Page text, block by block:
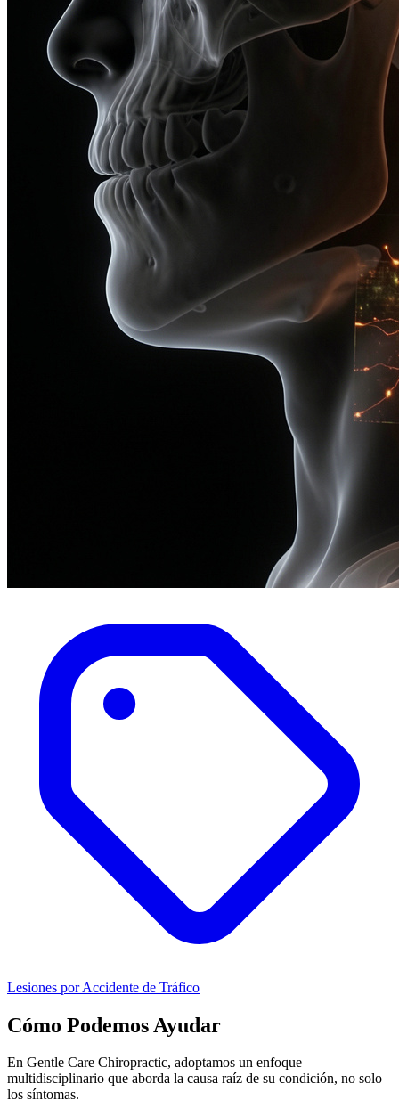
Lesiones por Accidente de Tráfico
Cómo Podemos Ayudar
En Gentle Care Chiropractic, adoptamos un enfoque
multidisciplinario que aborda la causa raíz de su condición, no solo
los síntomas.